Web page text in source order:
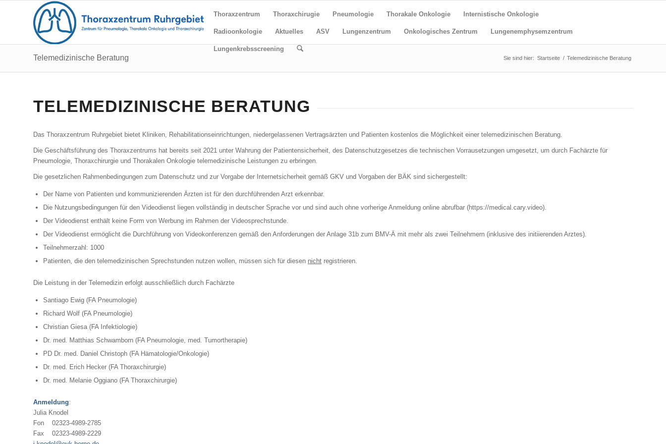
Thoraxzentrum Thoraxchirugie Pneumologie Thorakale Onkologie Internistische Onkologie
Radioonkologie Aktuelles ASV Lungenzentrum Onkologisches Zentrum Lungenemphysemzentrum
Lungenkrebsscreening
Telemedizinische Beratung Sie sind hier: Startseite / Telemedizinische Beratung
TELEMEDIZINISCHE BERATUNG
Das Thoraxzentrum Ruhrgebiet bietet Kliniken, Rehabilitationseinrichtungen, niedergelassenen Vertragsärzten und Patienten kostenlos die Möglichkeit einer telemedizinischen Beratung.
Die Geschäftsführung des Thoraxzentrums hat bereits seit 2021 unter Wahrung der Patientensicherheit, des Datenschutzgesetzes die technischen Vorrausetzungen umgesetzt, um durch Fachärzte für
Pneumologie, Thoraxchirurgie und Thorakalen Onkologie telemedizinische Leistungen zu erbringen.
Die gesetzlichen Rahmenbedingungen zum Datenschutz und zur Vorgabe der Internetsicherheit gemäß GKV und Vorgaben der BÄK sind sichergestellt:
Der Name von Patienten und kommunizierenden Ärzten ist für den durchführenden Arzt erkennbar.
Die Nutzungsbedingungen für den Videodienst liegen vollständig in deutscher Sprache vor und sind auch ohne vorherige Anmeldung online abrufbar (https://medical.cary.video).
Der Videodienst enthält keine Form von Werbung im Rahmen der Videosprechstunde.
Der Videodienst ermöglicht die Durchführung von Videokonferenzen gemäß den Anforderungen der Anlage 31b zum BMV-Ä mit mehr als zwei Teilnehmern (inklusive des initiierenden Arztes).
Teilnehmerzahl: 1000
Patienten, die den telemedizinischen Sprechstunden nutzen wollen, müssen sich für diesen nicht registrieren.
Die Leistung in der Telemedizin erfolgt ausschließlich durch Fachärzte
Santiago Ewig (FA Pneumologie)
Richard Wolf (FA Pneumologie)
Christian Giesa (FA Infektiologie)
Dr. med. Matthias Schwamborn (FA Pneumologie, med. Tumortherapie)
PD Dr. med. Daniel Christoph (FA Hämatologie/Onkologie)
Dr. med. Erich Hecker (FA Thoraxchirurgie)
Dr. med. Melanie Oggiano (FA Thoraxchirurgie)
Anmeldung:
Julia Knodel
Fon 02323-4989-2785
Fax 02323-4989-2229